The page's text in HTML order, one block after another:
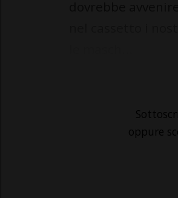
oppure